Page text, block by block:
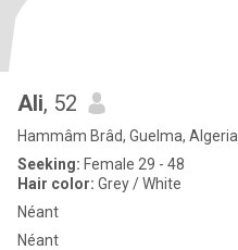
Ali, 52
Hammâm Brâd, Guelma, Algeria
Seeking: Female 29 - 48
Hair color: Grey / White
Néant
Néant